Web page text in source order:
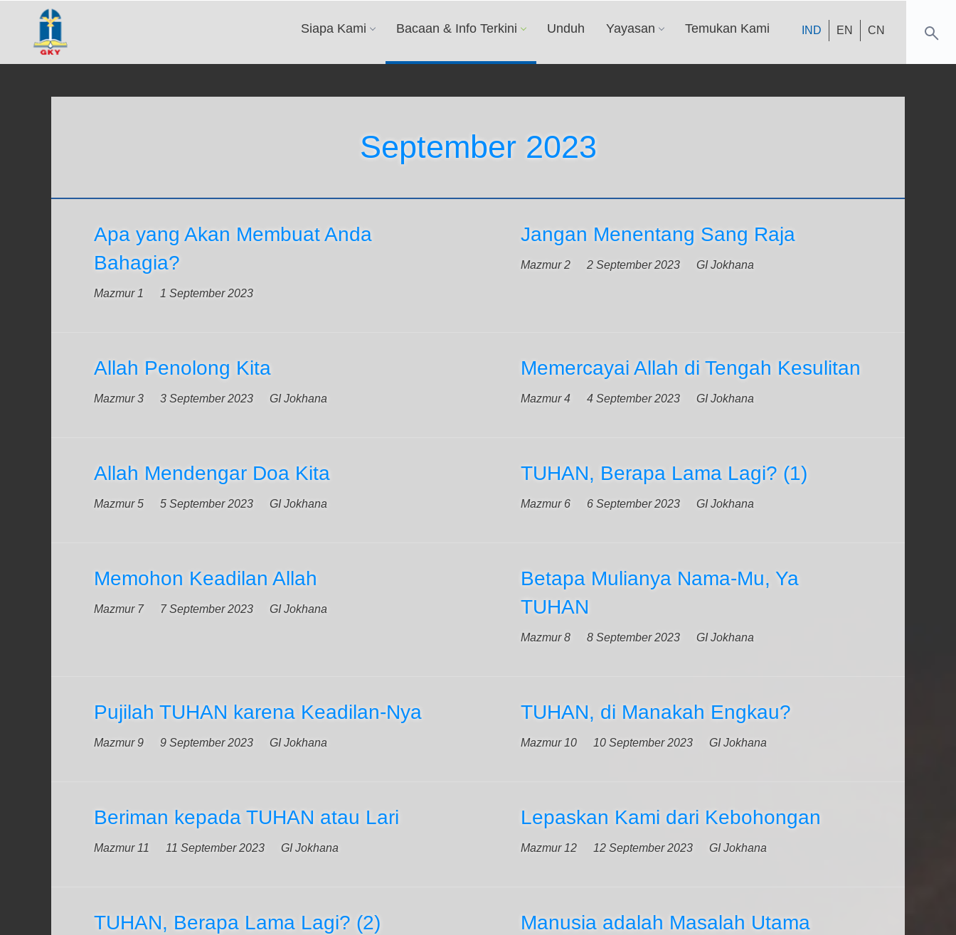
IND EN CN
Siapa Kami Bacaan & Info Terkini Unduh Yayasan Temukan Kami
September 2023
Apa yang Akan Membuat Anda
Bahagia?
Mazmur 1 1 September 2023
Jangan Menentang Sang Raja
Mazmur 2 2 September 2023 GI Jokhana
Allah Penolong Kita
Mazmur 3 3 September 2023 GI Jokhana
Memercayai Allah di Tengah Kesulitan
Mazmur 4 4 September 2023 GI Jokhana
Allah Mendengar Doa Kita
Mazmur 5 5 September 2023 GI Jokhana
TUHAN, Berapa Lama Lagi? (1)
Mazmur 6 6 September 2023 GI Jokhana
Memohon Keadilan Allah
Mazmur 7 7 September 2023 GI Jokhana
Betapa Mulianya Nama-Mu, Ya
TUHAN
Mazmur 8 8 September 2023 GI Jokhana
Pujilah TUHAN karena Keadilan-Nya
Mazmur 9 9 September 2023 GI Jokhana
TUHAN, di Manakah Engkau?
Mazmur 10 10 September 2023 GI Jokhana
Beriman kepada TUHAN atau Lari
Mazmur 11 11 September 2023 GI Jokhana
Lepaskan Kami dari Kebohongan
Mazmur 12 12 September 2023 GI Jokhana
TUHAN, Berapa Lama Lagi? (2) Manusia adalah Masalah Utama